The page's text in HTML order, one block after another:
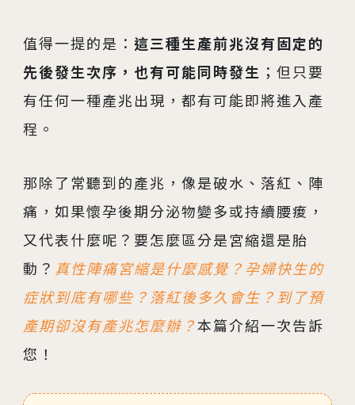
07 衛教資訊
08 圓夢分享
值得一提的是： 這三種生產前兆沒有固定的
先後發生次序，也有可能同時發生 ；但只要
有任何一種產兆出現，都有可能即將進入產
程。
那除了常聽到的產兆，像是破水、落紅、陣
痛，如果懷孕後期分泌物變多或持續腰痠，
又代表什麼呢？要怎麼區分是宮縮還是胎
動？ 真性陣痛宮縮是什麼感覺？孕婦快生的
症狀到底有哪些？落紅後多久會生？到了預
產期卻沒有產兆怎麼辦？本篇介紹一次告訴
您！